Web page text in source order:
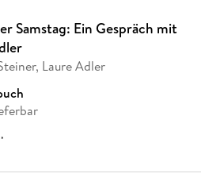
Samstag: Ein Gespräch mit
Laure Adler
*